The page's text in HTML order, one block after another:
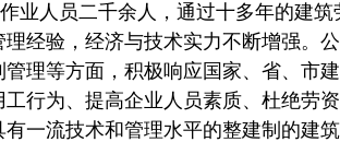
人员二千余人，通过十多年的建筑
经验，经济与技术实力不断增强。
理等方面，积极响应国家、省、市
行为、提高企业人员素质、杜绝劳
一流技术和管理水平的整建制的建